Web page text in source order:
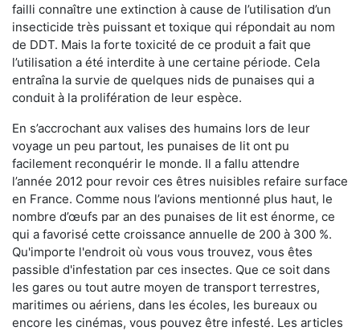
failli connaître une extinction à cause de l’utilisation d’un
insecticide très puissant et toxique qui répondait au nom
de DDT. Mais la forte toxicité de ce produit a fait que
l’utilisation a été interdite à une certaine période. Cela
entraîna la survie de quelques nids de punaises qui a
conduit à la prolifération de leur espèce.
En s’accrochant aux valises des humains lors de leur
voyage un peu partout, les punaises de lit ont pu
facilement reconquérir le monde. Il a fallu attendre
l’année 2012 pour revoir ces êtres nuisibles refaire surface
en France. Comme nous l’avions mentionné plus haut, le
nombre d’œufs par an des punaises de lit est énorme, ce
qui a favorisé cette croissance annuelle de 200 à 300 %.
Qu'importe l'endroit où vous vous trouvez, vous êtes
passible d'infestation par ces insectes. Que ce soit dans
les gares ou tout autre moyen de transport terrestres,
maritimes ou aériens, dans les écoles, les bureaux ou
encore les cinémas, vous pouvez être infesté. Les articles